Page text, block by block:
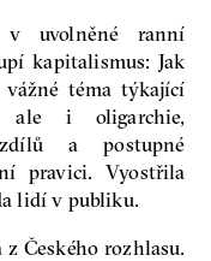
uvolněné ranní
kapitalismus: Jak
vážné téma týkající
ale i oligarchie,
a postupné
pravici. Vyostřila
lidí v publiku.
Českého rozhlasu.